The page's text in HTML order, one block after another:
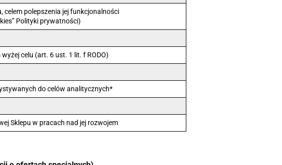
celem polepszenia jej funkcjonalności
Polityki prywatności)
celu (art. 6 ust. 1 lit. f RODO)
do celów analitycznych*
Sklepu w pracach nad jej rozwojem